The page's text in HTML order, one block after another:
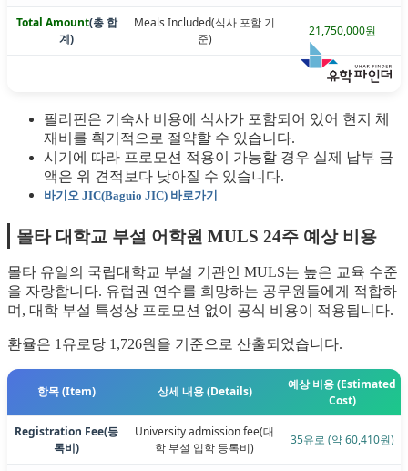
Total Amount(총 합
계)
Meals Included(식사 포함 기
준)
21,750,000원
필리핀은 기숙사 비용에 식사가 포함되어 있어 현지 체
재비를 획기적으로 절약할 수 있습니다.
시기에 따라 프로모션 적용이 가능할 경우 실제 납부 금
액은 위 견적보다 낮아질 수 있습니다.
바기오 JIC(Baguio JIC) 바로가기
몰타 대학교 부설 어학원 MULS 24주 예상 비용
몰타 유일의 국립대학교 부설 기관인 MULS는 높은 교육 수준
을 자랑합니다. 유럽권 연수를 희망하는 공무원들에게 적합하
며, 대학 부설 특성상 프로모션 없이 공식 비용이 적용됩니다.
환율은 1유로당 1,726원을 기준으로 산출되었습니다.
항목 (Item) 상세 내용 (Details)
예상 비용 (Estimated
Cost)
Registration Fee(등
록비)
University admission fee(대
학 부설 입학 등록비)
35유로 (약 60,410원)